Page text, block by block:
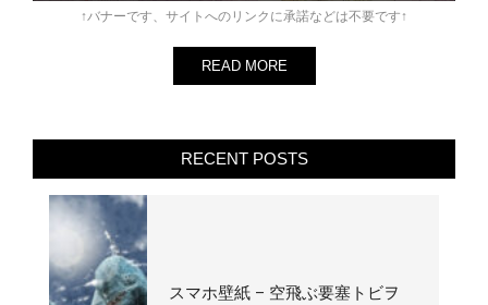
↑バナーです、サイトへのリンクに承諾などは不要です↑
READ MORE
RECENT POSTS
スマホ壁紙 – 空飛ぶ要塞トビヲ